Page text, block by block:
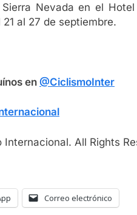
Nevada en el
21 al 27 de septiembre.
en @CiclismoInter
All Rights
Correo electrónico